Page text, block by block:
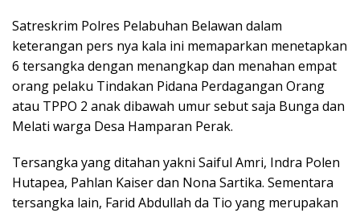
Satreskrim Polres Pelabuhan Belawan dalam
keterangan pers nya kala ini memaparkan menetapkan
6 tersangka dengan menangkap dan menahan empat
orang pelaku Tindakan Pidana Perdagangan Orang
atau TPPO 2 anak dibawah umur sebut saja Bunga dan
Melati warga Desa Hamparan Perak.
Tersangka yang ditahan yakni Saiful Amri, Indra Polen
Hutapea, Pahlan Kaiser dan Nona Sartika. Sementara
tersangka lain, Farid Abdullah da Tio yang merupakan